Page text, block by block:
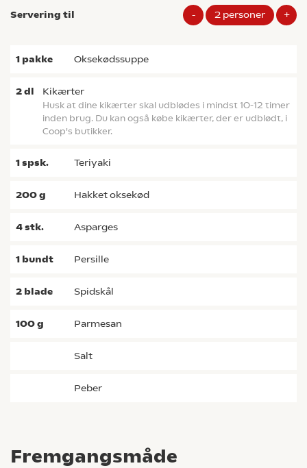
Fremgangsmåde
Servering til - 2 personer +
1 pakke oksekødssuppe
2dl kikærter
Husk at dine kikærter skal udblødes i mindst 10-12 timer
inden brug. Du kan også købe kikærter, der er udblødt, i
Coop's butikker.
1spsk. teriyaki
200g hakket oksekød
4stk. asparges
1 bundt persille
2 blade spidskål
100g parmesan
salt
peber